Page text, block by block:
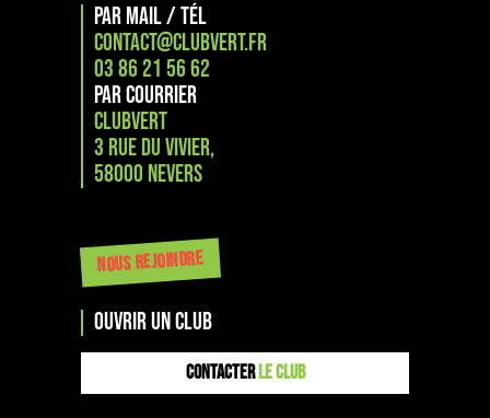
PAR MAIL / TÉL
CONTACT@CLUBVERT.FR
03 86 21 56 62
PAR COURRIER
CLUBVERT
3 RUE DU VIVIER,
58000 NEVERS
NOUS REJOINDRE
OUVRIR UN CLUB
CONTACTER LE CLUB